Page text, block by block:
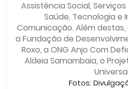
Assistência Social,
Saúde, Tecnologia e
Comunicação. Além
a Fundação de
Roxo, a ONG Anjo Com
Aldeia Samambaia, o
Fotos: